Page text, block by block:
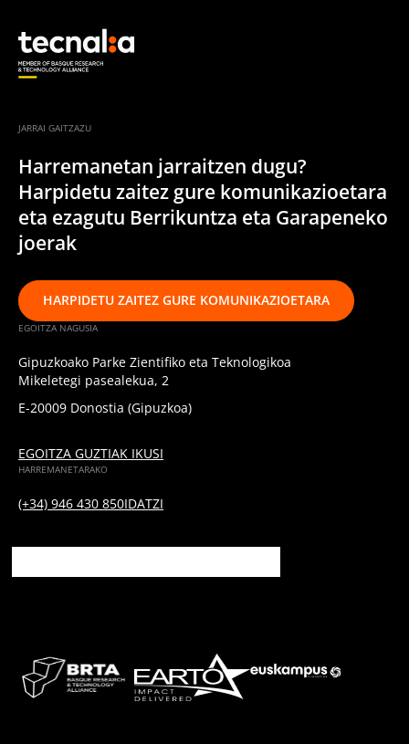
JARRAI GAITZAZU
Harremanetan jarraitzen dugu?
Harpidetu zaitez gure komunikazioetara
eta ezagutu Berrikuntza eta Garapeneko
joerak
HARPIDETU ZAITEZ GURE KOMUNIKAZIOETARA
EGOITZA NAGUSIA
Gipuzkoako Parke Zientifiko eta Teknologikoa
Mikeletegi pasealekua, 2
E-20009 Donostia (Gipuzkoa)
EGOITZA GUZTIAK IKUSI
HARREMANETARAKO
(+34) 946 430 850IDATZI